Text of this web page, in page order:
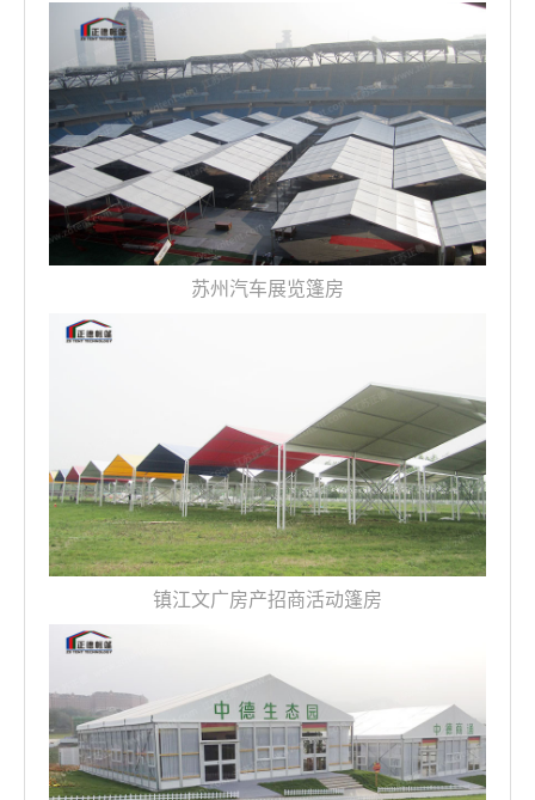
苏州汽车展览篷房
镇江文广房产招商活动篷房